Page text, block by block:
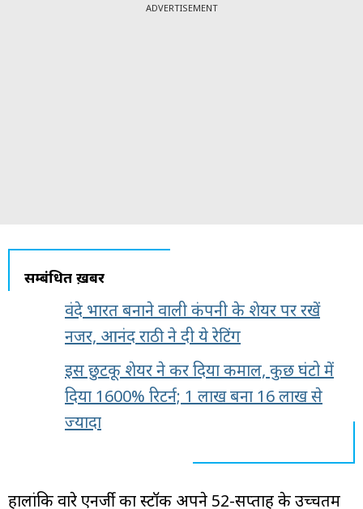
ADVERTISEMENT
सम्बंधित ख़बरें
वंदे भारत बनाने वाली कंपनी के शेयर पर रखें
नजर, आनंद राठी ने दी ये रेटिंग
इस छुटकू शेयर ने कर दिया कमाल, कुछ घंटो में
दिया 1600% रिटर्न; 1 लाख बना 16 लाख से
ज्यादा
हालांकि वारे एनर्जी का स्टॉक अपने 52-सप्ताह के उच्चतम